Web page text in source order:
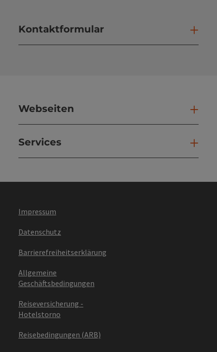
Kontaktformular
Webseiten
Services
Impressum
Datenschutz
Barrierefreiheitserklärung
Allgemeine
Geschäftsbedingungen
Reiseversicherung -
Hotelstorno
Reisebedingungen (ARB)